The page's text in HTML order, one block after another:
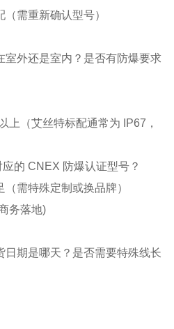
需重新确认型号）
室外还是室内？是否有防爆要求
上（艾丝特标配通常为 IP67，
的 CNEX 防爆认证型号？
需特殊定制或换品牌）
务落地)
日期是哪天？是否需要特殊线长